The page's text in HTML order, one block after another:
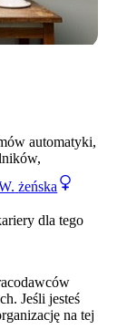
żeńska
automatyki,
dla tego
Jeśli jesteś
na tej